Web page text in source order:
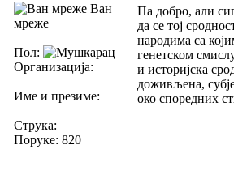
Ван
мреже
Пол:
Организација:
Име и презиме:
Струка:
Поруке: 820
Па добро, али
да се тој
народима са
генетском
и историјска
доживљена,
око споредних